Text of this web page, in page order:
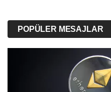
POPÜLER MESAJLAR